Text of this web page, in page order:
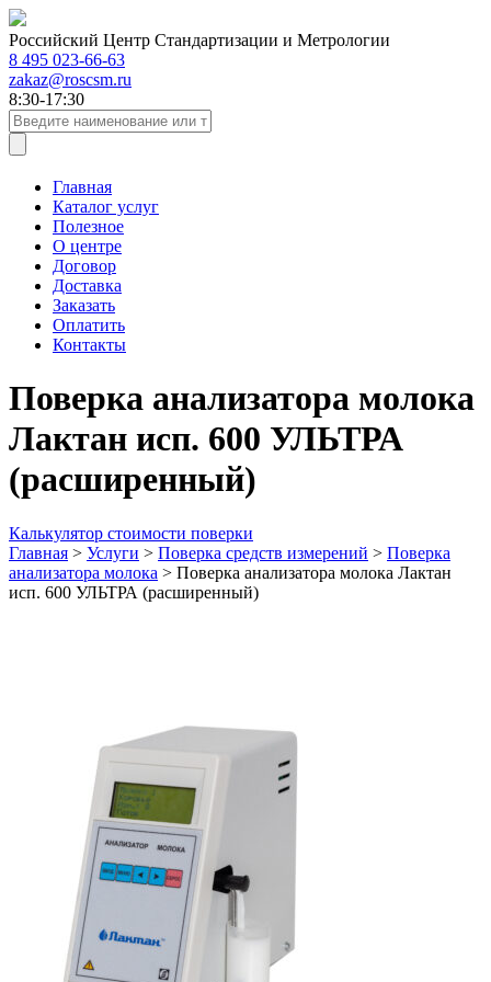
Российский Центр Стандартизации и Метрологии
8 495 023-66-63
zakaz@roscsm.ru
8:30-17:30
Главная
Каталог услуг
Полезное
О центре
Договор
Доставка
Заказать
Оплатить
Контакты
Поверка анализатора молока
Лактан исп. 600 УЛЬТРА
(расширенный)
Калькулятор стоимости поверки
Главная > Услуги > Поверка средств измерений > Поверка
анализатора молока > Поверка анализатора молока Лактан
исп. 600 УЛЬТРА (расширенный)